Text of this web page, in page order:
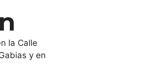
la Calle
y en